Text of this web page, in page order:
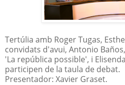
Tertúlia amb Roger Tugas,
convidats d'avui, Antonio
'La república possible', i
participen de la taula de debat.
Presentador: Xavier Graset.